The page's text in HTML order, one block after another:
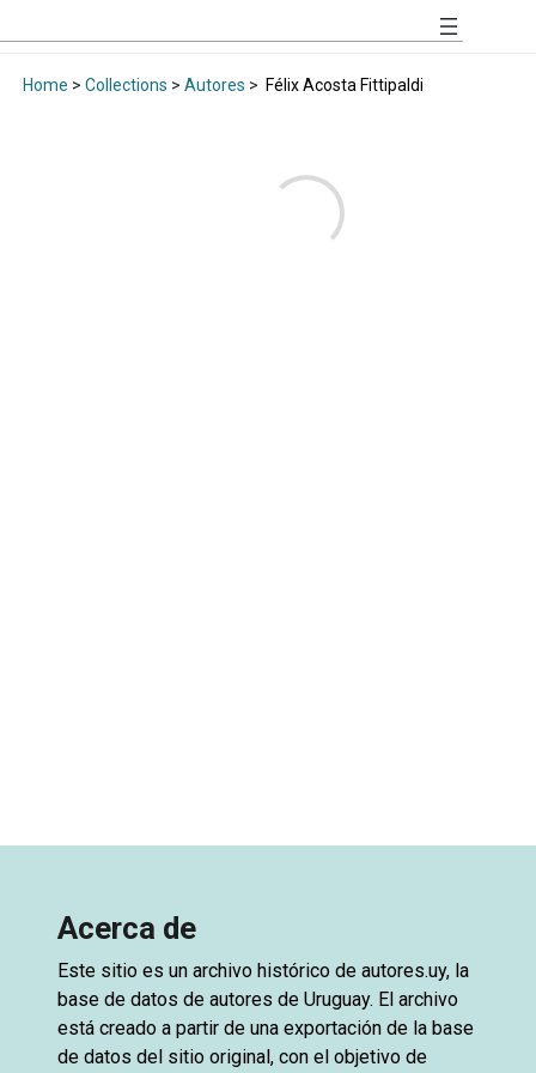
Home > Collections > Autores > Félix Acosta Fittipaldi
Acerca de
Este sitio es un archivo histórico de autores.uy, la
base de datos de autores de Uruguay. El archivo
está creado a partir de una exportación de la base
de datos del sitio original, con el objetivo de